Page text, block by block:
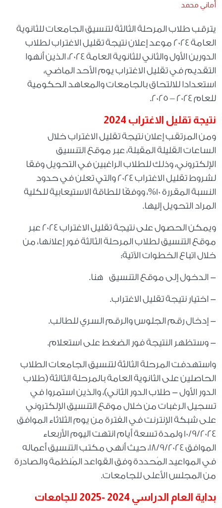
أماني محمد
يترقب طلاب المرحلة الثالثة لتنسيق الجامعات للثانوية
العامة 2024 موعد إعلان نتيجة تقليل الاغتراب لطلاب
الدورين الأول والثاني للثانوية العامة 2024، الذين أنهوا
التقديم في تقليل الاغتراب يوم الأحد الماضي،
استعدادا للالتحاق بالجامعات والمعاهد الحكومية
للعام 2024 – 2025.
نتيجة تقليل الاغتراب 2024
ومن المرتقب إعلان نتيجة تقليل الاغتراب خلال
الساعات القليلة المقبلة، عبر موقع التنسيق
الإلكتروني، وذلك للطلاب الراغبين في التحويل وفقا
لشروط تقليل الاغتراب 2024 والتي تعلن في حدود
النسبة المقررة 10%، ووفقًا للطاقة الاستيعابية للكلية
المراد التحويل إليها.
ويمكن الحصول على نتيجة تقليل الاغتراب 2024 عبر
موقع التنسيق لطلاب المرحلة الثالثة فور إعلانها، من
خلال اتباع الخطوات الآتية:
- الدخول إلى موقع التنسيق هنا.
- اختيار نتيجة تقليل الاغتراب.
- إدخال رقم الجلوس والرقم السري للطالب.
- وستظهر النتيجة فور الضغط على استعلام.
واستهدفت المرحلة الثالثة لتنسيق الجامعات الطلاب
الحاصلين على الثانوية العامة بالمرحلة الثالثة (طلاب
الدور الأول - طلاب الدور الثاني)، والذين استمروا في
تسجيل الرغبات من خلال موقع التنسيق الإلكتروني
على شبكة الإنترنت في الفترة من يوم الثلاثاء الموافق
10/9/2024 ولمدة تسعة أيام انتهت اليوم الأربعاء
الموافق 18/9/2024، حيث أنهى مكتب التنسيق أعماله
في المواعيد المُحددة وفق القواعد المُنظمة والصادرة
من المجلس الأعلى للجامعات.
بداية العام الدراسي 2024 -2025 للجامعات